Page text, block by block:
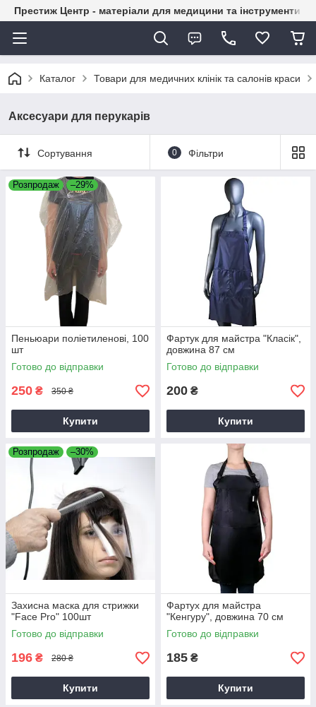
Престиж Центр - матеріали для медицини та інструменти
Каталог Товари для медичних клінік та салонів краси
Аксесуари для перукарів
Сортування 0 Фільтри
Розпродаж –29%
Пеньюари поліетиленові, 100
шт
Готово до відправки
250 ₴ 350 ₴
Купити
Фартук для майстра "Класік",
довжина 87 см
Готово до відправки
200 ₴
Купити
Розпродаж –30%
Захисна маска для стрижки
"Face Pro" 100шт
Готово до відправки
196 ₴ 280 ₴
Купити
Фартух для майстра
"Кенгуру", довжина 70 см
Готово до відправки
185 ₴
Купити